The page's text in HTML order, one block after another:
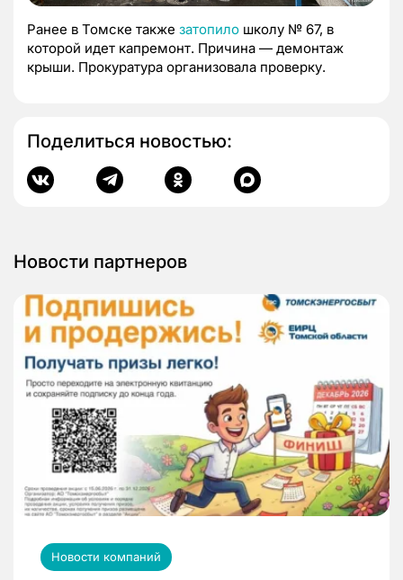
Ранее в Томске также затопило школу № 67, в
которой идет капремонт. Причина — демонтаж
крыши. Прокуратура организовала проверку.
Поделиться новостью:
Новости партнеров
Новости компаний